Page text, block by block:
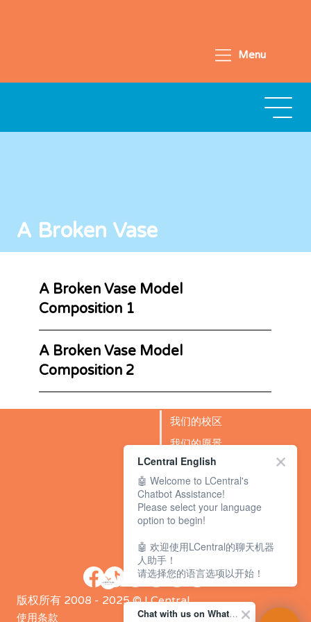
Menu
A Broken Vase
A Broken Vase Model
Composition 1
A Broken Vase Model
Composition 2
我们的校区
我们的愿景
成功故事
BLOG
版权所有 2008 - 2025 © LCentral
使用条款 Chat with us on WhatsApp Channel
LCentral English
🤖 Welcome to LCentral's
Chatbot Assistance!
Please select your language
option to begin!
🤖 欢迎使用LCentral的聊天机器
人助手！
请选择您的语言选项以开始！